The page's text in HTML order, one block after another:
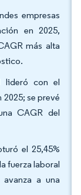
empresas
en 2025,
más alta
lideró con el
se prevé
CAGR del
el 25,45%
fuerza laboral
a una